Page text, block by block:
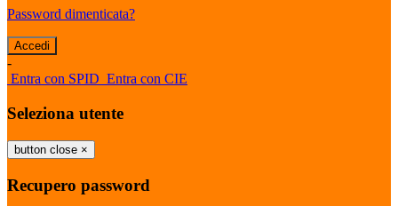
Password dimenticata?
-
Entra con SPID Entra con CIE
Seleziona utente
button close ×
Recupero password